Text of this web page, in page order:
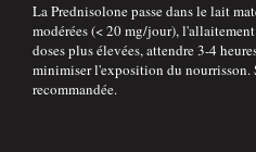
La Prednisolone passe dans le lait
modérées (< 20 mg/jour),
doses plus élevées, attendre 3-4
minimiser l'exposition du
recommandée.